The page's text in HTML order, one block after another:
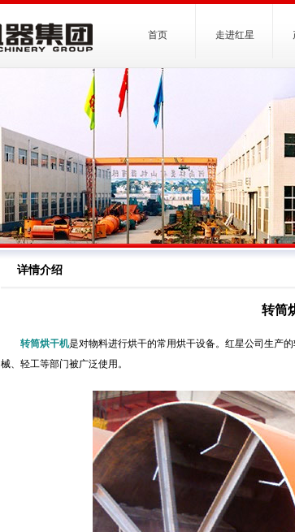
首页 走进红星
详情介绍
转筒
转筒烘干机是对物料进行烘干的常用烘干设备。红星公司生产
械、轻工等部门被广泛使用。